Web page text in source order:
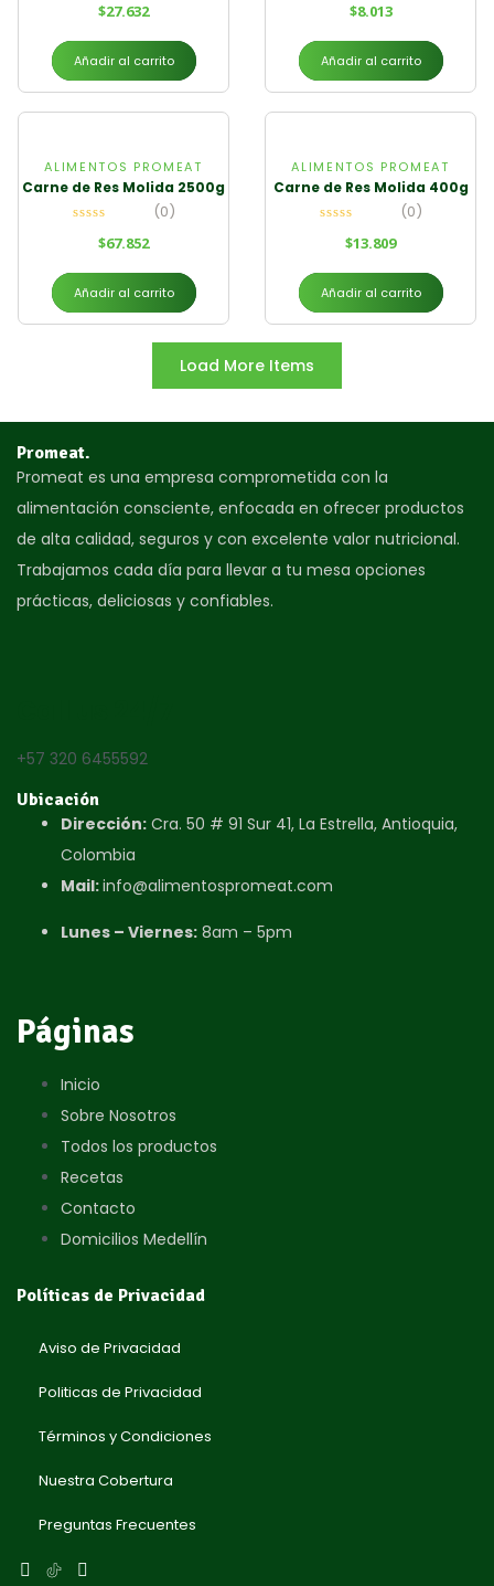
$27.632
Añadir al carrito
$8.013
Añadir al carrito
ALIMENTOS PROMEAT
Carne de Res Molida 2500g
(0)
$67.852
Añadir al carrito
ALIMENTOS PROMEAT
Carne de Res Molida 400g
(0)
$13.809
Añadir al carrito
Load More Items
Promeat.
Promeat es una empresa comprometida con la
alimentación consciente, enfocada en ofrecer productos
de alta calidad, seguros y con excelente valor nutricional.
Trabajamos cada día para llevar a tu mesa opciones
prácticas, deliciosas y confiables.
+57 320 6455592
Ubicación
Dirección: Cra. 50 # 91 Sur 41, La Estrella, Antioquia,
Colombia​
Mail:info@alimentospromeat.com​
Lunes – Viernes: 8am – 5pm
Páginas
Inicio
Sobre Nosotros
Todos los productos
Recetas
Contacto
Domicilios Medellín
Políticas de Privacidad
Aviso de Privacidad
Politicas de Privacidad
Términos y Condiciones
Nuestra Cobertura
Preguntas Frecuentes